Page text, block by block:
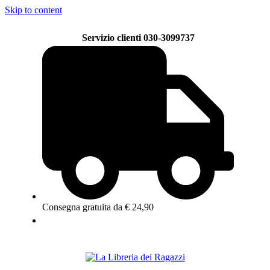
Skip to content
Servizio clienti 030-3099737
Consegna gratuita da € 24,90